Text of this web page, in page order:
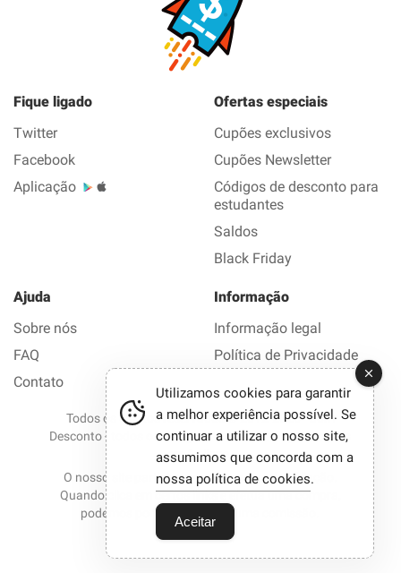
Fique ligado
Twitter
Facebook
Aplicação
Ofertas especiais
Cupões exclusivos
Cupões Newsletter
Códigos de desconto para
estudantes
Saldos
Black Friday
Ajuda
Sobre nós
FAQ
Contato
Informação
Informação legal
Política de Privacidade
Todos os direitos reservados © 2012-2026 Bom
Desconto - todos os códigos de desconto e promoções
em 1 clique.
O nosso site participa em programas de afiliação.
Quando clica em certos links e efetua uma compra,
podemos por vezes receber uma comissão.
Utilizamos cookies para garantir
a melhor experiência possível. Se
continuar a utilizar o nosso site,
assumimos que concorda com a
nossa política de cookies.
Aceitar